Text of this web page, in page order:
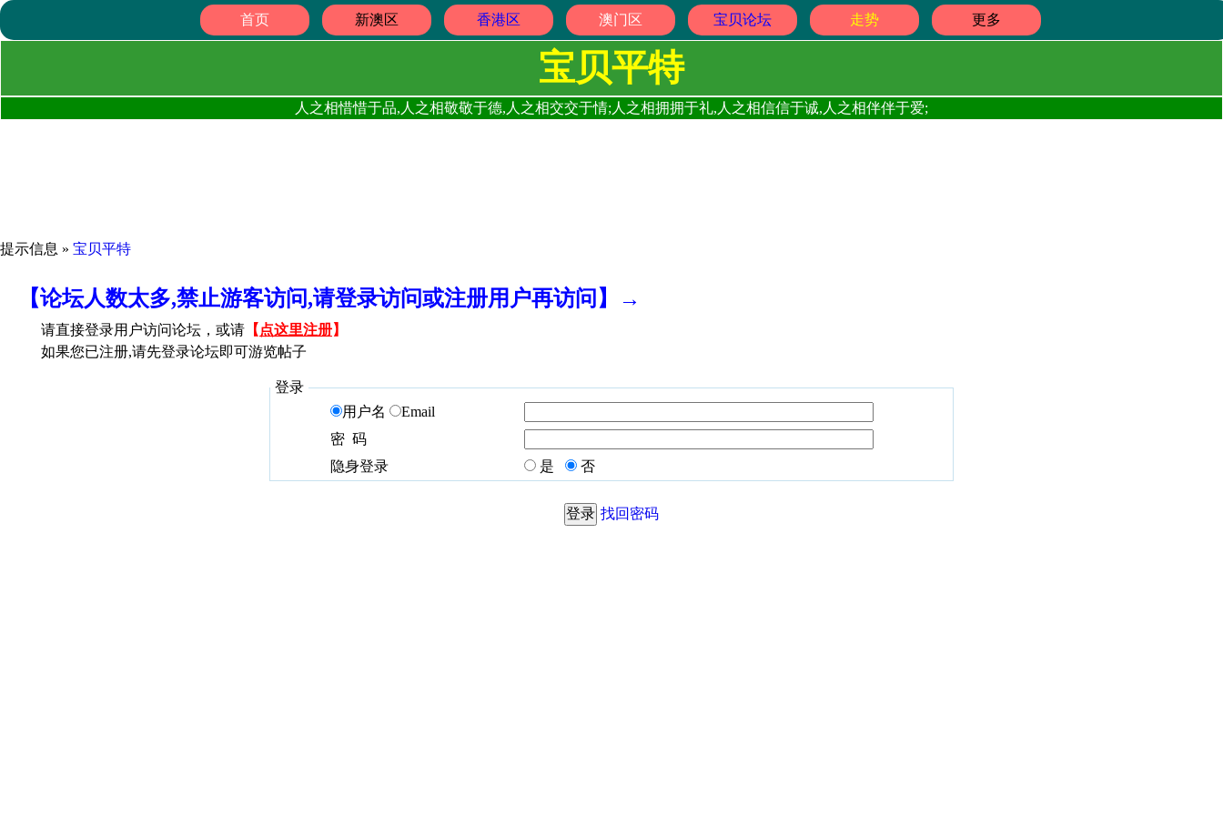
首页 新澳区 香港区 澳门区 宝贝论坛 走势 更多
宝贝平特
人之相惜惜于品,人之相敬敬于德,人之相交交于情;人之相拥拥于礼,人之相信信于诚,人之相伴伴于爱;
提示信息 » 宝贝平特
【论坛人数太多,禁止游客访问,请登录访问或注册用户再访问】→
请直接登录用户访问论坛，或请 【 点这里注册】
如果您已注册,请先登录论坛即可游览帖子
登录
用户名
Email
密 码
隐身登录
是 否
找回密码